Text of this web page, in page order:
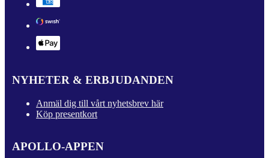
NYHETER & ERBJUDANDEN
Anmäl dig till vårt nyhetsbrev här
Köp presentkort
APOLLO-APPEN